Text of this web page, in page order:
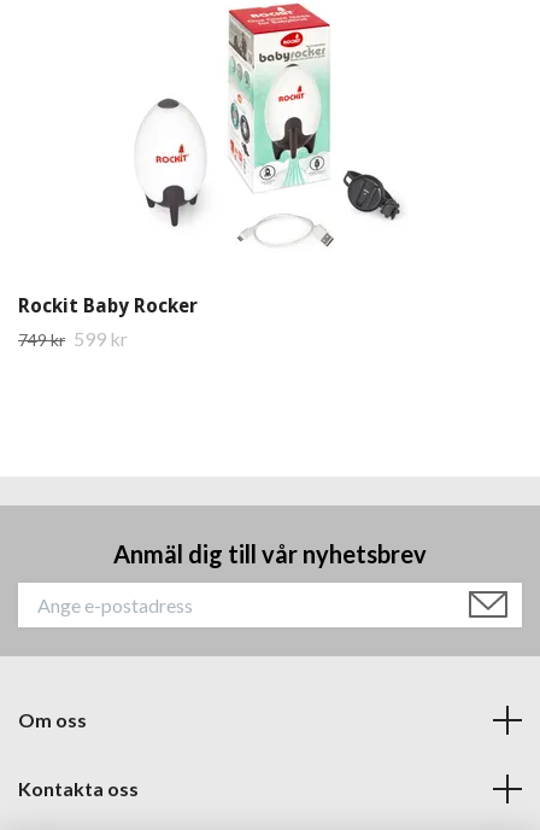
Rockit Baby Rocker
749 kr 599 kr
Anmäl dig till vår nyhetsbrev
Om oss
Kontakta oss